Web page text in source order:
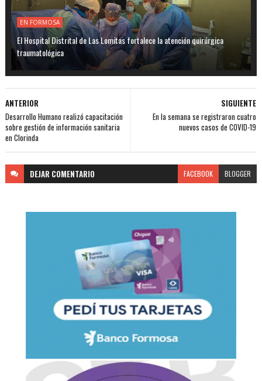
EN FORMOSA
El Hospital Distrital de Las Lomitas fortalece la atención quirúrgica
traumatológica
SIGUIENTE
En la semana se registraron cuatro
nuevos casos de COVID-19
ANTERIOR
Desarrollo Humano realizó capacitación
sobre gestión de información sanitaria
en Clorinda
DEJAR COMENTARIO FACEBOOK BLOGGER